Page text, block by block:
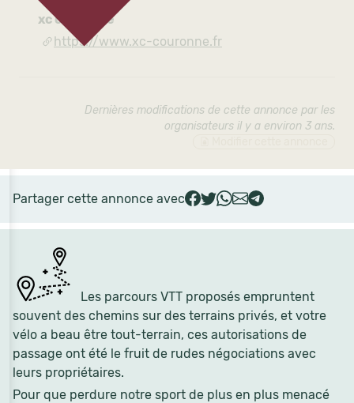
Les parcours VTT proposés empruntent
souvent des chemins sur des terrains privés, et votre
vélo a beau être tout-terrain, ces autorisations de
passage ont été le fruit de rudes négociations avec
leurs propriétaires.
Pour que perdure notre sport de plus en plus menacé
xc couronne
https://www.xc-couronne.fr
Dernières modifications de cette annonce par les
organisateurs il y a environ 3 ans.
Partager cette annonce avec